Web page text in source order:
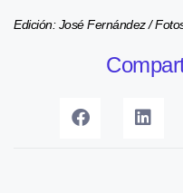
Edición: José Fernández /